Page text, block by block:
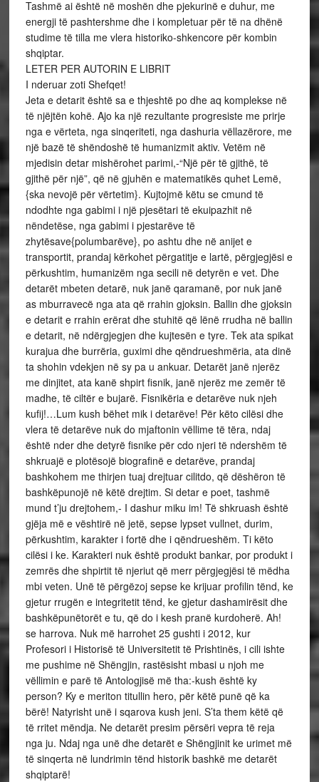
LETER PER AUTORIN E LIBRIT
I nderuar zoti Shefqet!
Jeta e detarit është sa e thjeshtë po dhe aq komplekse në
të njëjtën kohë. Ajo ka një rezultante progresiste me prirje
nga e vërteta, nga sinqeriteti, nga dashuria vëllazërore, me
një bazë të shëndoshë të humanizmit aktiv. Vetëm në
mjedisin detar mishërohet parimi,-“Një për të gjithë, të
gjithë për një”, që në gjuhën e matematikës quhet Lemë,
{ska nevojë për vërtetim}. Kujtojmë këtu se cmund të
ndodhte nga gabimi i një pjesëtari të ekuipazhit në
nëndetëse, nga gabimi i pjestarëve të
zhytësave{polumbarëve}, po ashtu dhe në anijet e
transportit, prandaj kërkohet përgatitje e lartë, përgjegjësi e
përkushtim, humanizëm nga secili në detyrën e vet. Dhe
detarët mbeten detarë, nuk janë qaramanë, por nuk janë
as mburravecë nga ata që rrahin gjoksin. Ballin dhe gjoksin
e detarit e rrahin erërat dhe stuhitë që lënë rrudha në ballin
e detarit, në ndërgjegjen dhe kujtesën e tyre. Tek ata spikat
kurajua dhe burrëria, guximi dhe qëndrueshmëria, ata dinë
ta shohin vdekjen në sy pa u ankuar. Detarët janë njerëz
me dinjitet, ata kanë shpirt fisnik, janë njerëz me zemër të
madhe, të ciltër e bujarë. Fisnikëria e detarëve nuk njeh
kufij!…Lum kush bëhet mik i detarëve! Për këto cilësi dhe
vlera të detarëve nuk do mjaftonin vëllime të tëra, ndaj
është nder dhe detyrë fisnike për cdo njeri të ndershëm të
shkruajë e plotësojë biografinë e detarëve, prandaj
bashkohem me thirjen tuaj drejtuar cilitdo, që dëshëron të
bashkëpunojë në këtë drejtim. Si detar e poet, tashmë
mund t’ju drejtohem,- I dashur miku im! Të shkruash është
gjëja më e vështirë në jetë, sepse lypset vullnet, durim,
përkushtim, karakter i fortë dhe i qëndrueshëm. Ti këto
cilësi i ke. Karakteri nuk është produkt bankar, por produkt i
zemrës dhe shpirtit të njeriut që merr përgjegjësi të mëdha
mbi veten. Unë të përgëzoj sepse ke krijuar profilin tënd, ke
gjetur rrugën e integritetit tënd, ke gjetur dashamirësit dhe
bashkëpunëtorët e tu, që do i kesh pranë kurdoherë. Ah!
se harrova. Nuk më harrohet 25 gushti i 2012, kur
Profesori i Historisë të Universitetit të Prishtinës, i cili ishte
me pushime në Shëngjin, rastësisht mbasi u njoh me
vëllimin e parë të Antologjisë më tha:-kush është ky
person? Ky e meriton titullin hero, për këtë punë që ka
bërë! Natyrisht unë i sqarova kush jeni. S’ta them këtë që
të rritet mëndja. Ne detarët presim përsëri vepra të reja
nga ju. Ndaj nga unë dhe detarët e Shëngjinit ke urimet më
të sinqerta në lundrimin tënd historik bashkë me detarët
shqiptarë!